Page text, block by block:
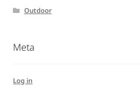
Outdoor
Meta
Log in